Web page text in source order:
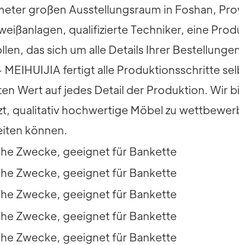
großen Ausstellungsraum in Foshan,
qualifizierte Techniker, eine
das sich um alle Details Ihrer
fertigt alle Produktionsschritte
Wert auf jedes Detail der Produktion. Wir
qualitativ hochwertige Möbel zu
können.